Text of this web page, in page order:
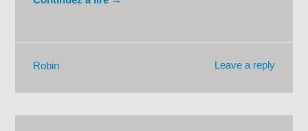
Leave a reply
Robin